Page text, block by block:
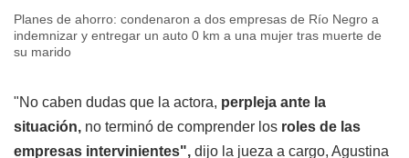
Planes de ahorro: condenaron a dos empresas de Río Negro a
indemnizar y entregar un auto 0 km a una mujer tras muerte de
su marido
"No caben dudas que la actora, perpleja ante la
situación, no terminó de comprender los roles de las
empresas intervinientes", dijo la jueza a cargo, Agustina